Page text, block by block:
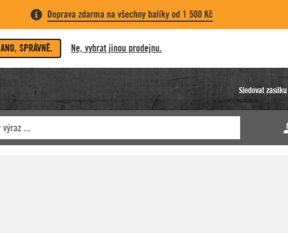
Doprava zdarma na všechny balíky od 1 500 Kč
ANO, SPRÁVNĚ. Ne, vybrat jinou prodejnu.
Sledovat zásilku